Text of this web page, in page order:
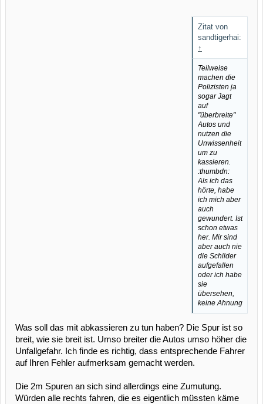
Zitat von
sandtigerhai:
↑
Teilweise
machen die
Polizisten ja
sogar Jagt
auf
"überbreite"
Autos und
nutzen die
Unwissenheit
um zu
kassieren.
:thumbdn:
Als ich das
hörte, habe
ich mich aber
auch
gewundert. Ist
schon etwas
her. Mir sind
aber auch nie
die Schilder
aufgefallen
oder ich habe
sie
übersehen,
keine Ahnung
Was soll das mit abkassieren zu tun haben? Die Spur ist so
breit, wie sie breit ist. Umso breiter die Autos umso höher die
Unfallgefahr. Ich finde es richtig, dass entsprechende Fahrer
auf Ihren Fehler aufmerksam gemacht werden.
Die 2m Spuren an sich sind allerdings eine Zumutung.
Würden alle rechts fahren, die es eigentlich müssten käme